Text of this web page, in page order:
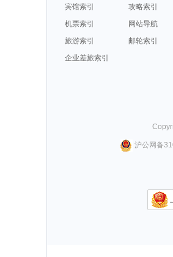
宾馆索引
攻略索引
机票索引
网站导航
旅游索引
邮轮索引
企业差旅索引
沪公网备